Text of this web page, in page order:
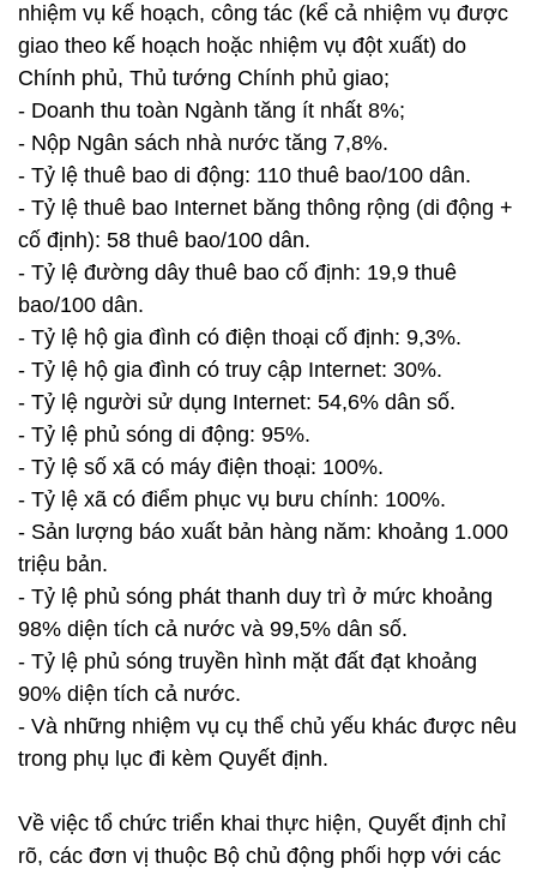
nhiệm vụ kế hoạch, công tác (kể cả nhiệm vụ được
giao theo kế hoạch hoặc nhiệm vụ đột xuất) do
Chính phủ, Thủ tướng Chính phủ giao;
- Doanh thu toàn Ngành tăng ít nhất 8%;
- Nộp Ngân sách nhà nước tăng 7,8%.
- Tỷ lệ thuê bao di động: 110 thuê bao/100 dân.
- Tỷ lệ thuê bao Internet băng thông rộng (di động +
cố định): 58 thuê bao/100 dân.
- Tỷ lệ đường dây thuê bao cố định: 19,9 thuê
bao/100 dân.
- Tỷ lệ hộ gia đình có điện thoại cố định: 9,3%.
- Tỷ lệ hộ gia đình có truy cập Internet: 30%.
- Tỷ lệ người sử dụng Internet: 54,6% dân số.
- Tỷ lệ phủ sóng di động: 95%.
- Tỷ lệ số xã có máy điện thoại: 100%.
- Tỷ lệ xã có điểm phục vụ bưu chính: 100%.
- Sản lượng báo xuất bản hàng năm: khoảng 1.000
triệu bản.
- Tỷ lệ phủ sóng phát thanh duy trì ở mức khoảng
98% diện tích cả nước và 99,5% dân số.
- Tỷ lệ phủ sóng truyền hình mặt đất đạt khoảng
90% diện tích cả nước.
- Và những nhiệm vụ cụ thể chủ yếu khác được nêu
trong phụ lục đi kèm Quyết định.
Về việc tổ chức triển khai thực hiện, Quyết định chỉ
rõ, các đơn vị thuộc Bộ chủ động phối hợp với các